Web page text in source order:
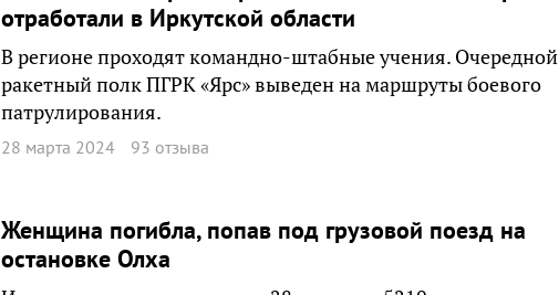
отработали в Иркутской области
В регионе проходят командно-штабные учения. Очередной
ракетный полк ПГРК «Ярс» выведен на маршруты боевого
патрулирования.
28 марта 2024 93 отзыва
Женщина погибла, попав под грузовой поезд на
остановке Олха